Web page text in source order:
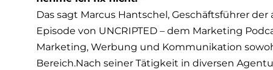
Das sagt Marcus Hantschel, Geschäftsführer
Episode von UNCRIPTED – dem Marketing
Marketing, Werbung und Kommunikation
Bereich.Nach seiner Tätigkeit in diversen